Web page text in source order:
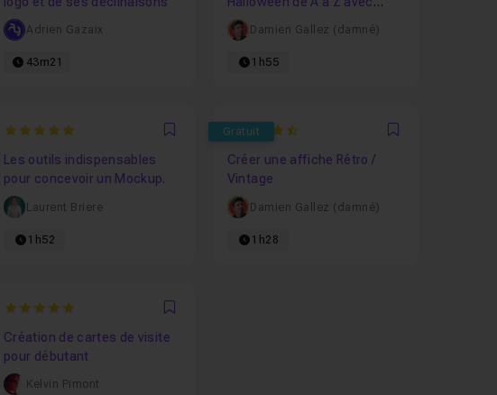
Adrien Gazaix
43m21
Illustrator
Damien Gallez (damné)
1h55
5 Favori
Les outils indispensables
pour concevoir un Mockup.
Laurent Briere
1h52
Gratuit
4.8571428571429 Favori
Créer une affiche Rétro /
Vintage
Damien Gallez (damné)
1h28
5 Favori
Création de cartes de visite
pour débutant
Kelvin Pimont